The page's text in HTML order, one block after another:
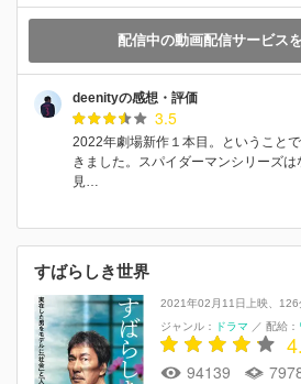
配信中の動画配信サービス
deenityの感想・評価
3.5
2022年劇場新作１本目。ということ
きました。スパイダーマンシリーズ
見…
すばらしき世界
2021年02月11日上映 126
ジャンル：
ドラマ ／ 配給：
94139